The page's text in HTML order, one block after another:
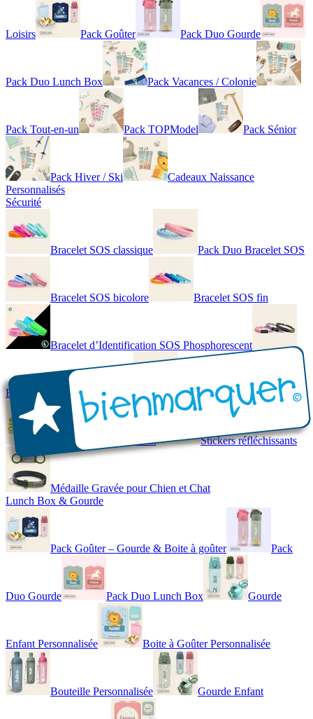
Loisirs Pack Goûter Pack Duo Gourde
Pack Duo Lunch Box Pack Vacances / Colonie
Pack Tout-en-un Pack TOPModel Pack Sénior
Pack Hiver / Ski
Cadeaux Naissance
Personnalisés
Sécurité
Bracelet SOS classique Pack Duo Bracelet SOS
Bracelet SOS bicolore Bracelet SOS fin
Bracelet d’Identification SOS Phosphorescent
Bracelet personnalisé élégant Bracelet Personnalisé en cuir
Gilet de Sécurité Enfant Stickers réfléchissants
Médaille Gravée pour Chien et Chat
Lunch Box & Gourde
Pack Goûter – Gourde & Boite à goûter Pack
Duo Gourde Pack Duo Lunch Box Gourde
Enfant Personnalisée Boite à Goûter Personnalisée
Bouteille Personnalisée Gourde Enfant